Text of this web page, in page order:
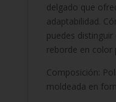
delgado que
adaptabilidad.
puedes distinguir
reborde en color
Composición:
moldeada en